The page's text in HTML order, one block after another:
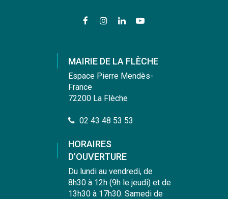
Lien
compte
Lien
compte
Lien
compte
chaîne
MAIRIE DE LA FLÈCHE
Espace Pierre Mendès-
France
72200 La Flèche
02 43 48 53 53
HORAIRES
D'OUVERTURE
Du lundi au vendredi, de
8h30 à 12h (9h le jeudi) et de
13h30 à 17h30. Samedi de